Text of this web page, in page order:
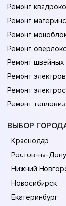
Ремонт
Ремонт
Ремонт
Ремонт
Ремонт швейных
Ремонт
Ремонт
Ремонт
ВЫБОР
Краснодар
Ростов-на-Дону
Нижний
Новосибирск
Екатеринбург